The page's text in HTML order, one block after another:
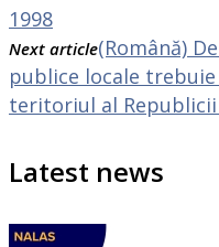
1998
Next article(Română)
publice locale
teritoriul al Republicii
Latest news